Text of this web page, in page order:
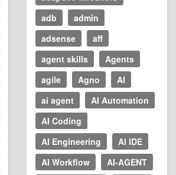
adb
admin
adsense
aff
agent skills
Agents
agile
Agno
AI
ai agent
AI Automation
AI Coding
AI Engineering
AI IDE
AI Workflow
AI-AGENT